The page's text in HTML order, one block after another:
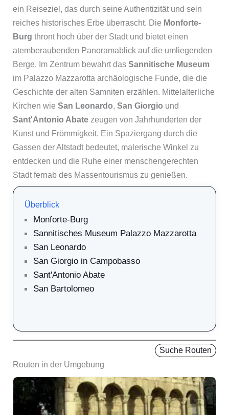
ein Reiseziel, das durch seine Authentizität und sein
reiches historisches Erbe überrascht. Die Monforte-
Burg thront hoch über der Stadt und bietet einen
atemberaubenden Panoramablick auf die umliegenden
Berge. Im Zentrum bewahrt das Sannitische Museum
im Palazzo Mazzarotta archäologische Funde, die die
Geschichte der alten Samniten erzählen. Mittelalterliche
Kirchen wie San Leonardo, San Giorgio und
Sant'Antonio Abatezeugen von Jahrhunderten der
Kunst und Frömmigkeit. Ein Spaziergang durch die
Gassen der Altstadt bedeutet, malerische Winkel zu
entdecken und die Ruhe einer menschengerechten
Stadt fernab des Massentourismus zu genießen.
Überblick
Monforte-Burg
Sannitisches Museum Palazzo Mazzarotta
San Leonardo
San Giorgio in Campobasso
Sant'Antonio Abate
San Bartolomeo
Routen in der Umgebung
Suche Routen